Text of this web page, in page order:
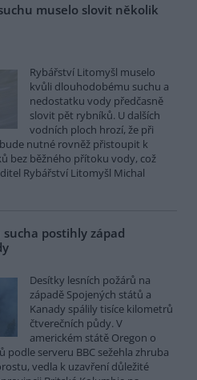
muselo slovit několik
Rybářství Litomyšl muselo
kvůli dlouhodobému suchu a
nedostatku vody předčasně
slovit pět rybníků. U dalších
vodních ploch hrozí, že při
nutné rovněž přistoupit k
bez běžného přítoku vody, což
Rybářství Litomyšl Michal
postihly západ
Desítky lesních požárů na
západě Spojených států a
Kanady spálily tisíce kilometrů
čtverečních půdy. V
americkém státě Oregon o
serveru BBC sežehla zhruba
vedla k uzavření důležité